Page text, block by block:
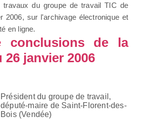
travaux du groupe de travail TIC de
2006, sur l'archivage électronique et
en ligne.
conclusions de la
janvier 2006
Président du groupe de travail,
député-maire de Saint-Florent-des-
Bois (Vendée)